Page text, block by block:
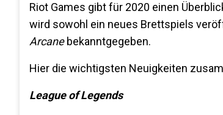
Riot Games gibt für 2020 einen
wird sowohl ein neues Brettspiels
Arcane bekanntgegeben.
Hier die wichtigsten Neuigkeiten
League of Legends